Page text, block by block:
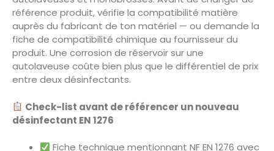
référence produit, vérifie la compatibilité matière
auprès du fabricant de ton matériel — ou demande la
fiche de compatibilité chimique au fournisseur du
produit. Une corrosion de réservoir sur une
autolaveuse coûte bien plus que le différentiel de prix
entre deux désinfectants.
Check-list avant de référencer un nouveau
désinfectant EN 1276
Fiche technique mentionnant NF EN 1276 avec